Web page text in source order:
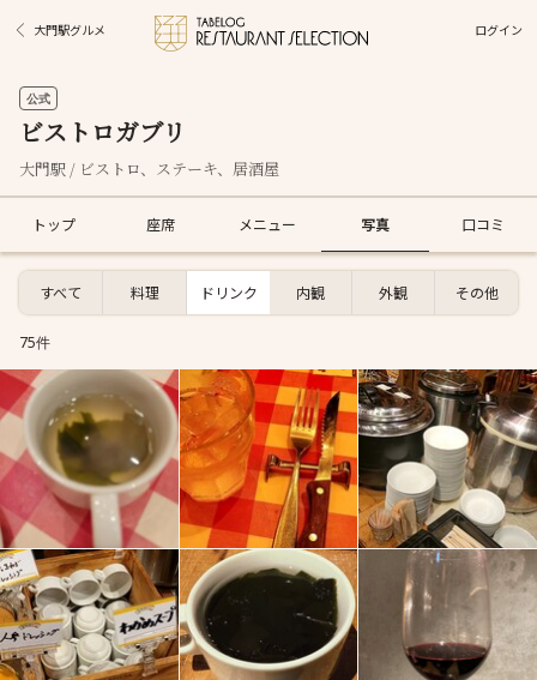
大門駅グルメ ログイン
公式
ビストロガブリ
大門駅 / ビストロ、ステーキ、居酒屋
トップ 座席 メニュー 写真 口コミ
すべて 料理 ドリンク 内観 外観 その他
75件